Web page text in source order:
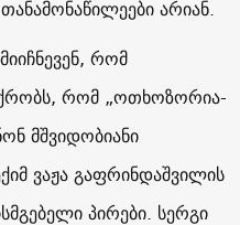
არიან.
რომ
რომ „ოთხოზორია-
მშვიდობიანი
ვაჟა გაფრინდაშვილის
პირები. სერგი